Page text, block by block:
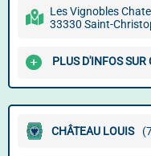
Les Vignobles
33330 Saint-
PLUS D'INFOS SUR
CHÂTEAU LOUIS